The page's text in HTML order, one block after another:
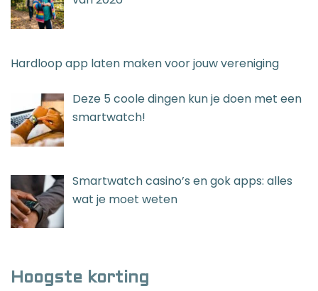
Hardloop app laten maken voor jouw vereniging
Deze 5 coole dingen kun je doen met een
smartwatch!
Smartwatch casino’s en gok apps: alles
wat je moet weten
Hoogste korting